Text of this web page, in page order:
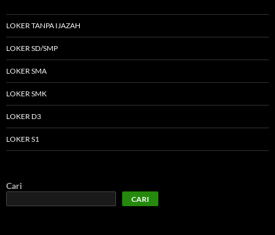
LOKER TANPA IJAZAH
LOKER SD/SMP
LOKER SMA
LOKER SMK
LOKER D3
LOKER S1
Cari
CARI